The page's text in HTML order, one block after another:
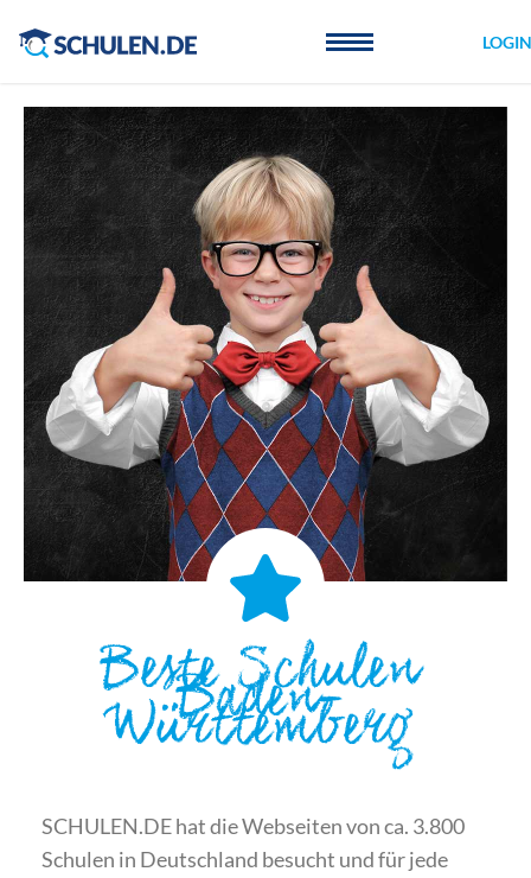
LOGIN
Beste Schulen
Baden-
Württemberg
SCHULEN.DE hat die Webseiten von ca. 3.800
Schulen in Deutschland besucht und für jede